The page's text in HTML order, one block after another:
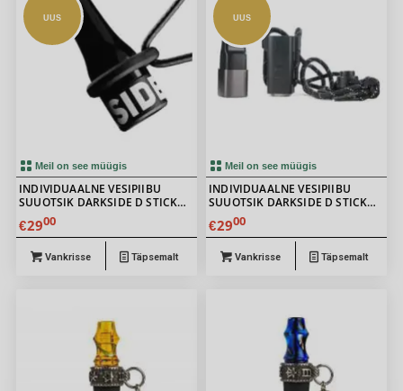
Meil on see müügis
UUS
INDIVIDUAALNE VESIPIIBU
SUUOTSIK DARKSIDE D STICK
BASE
€2900
Vankrisse Täpsemalt
Meil on see müügis
UUS
INDIVIDUAALNE VESIPIIBU
SUUOTSIK DARKSIDE D STICK
GREY
€2900
Vankrisse Täpsemalt